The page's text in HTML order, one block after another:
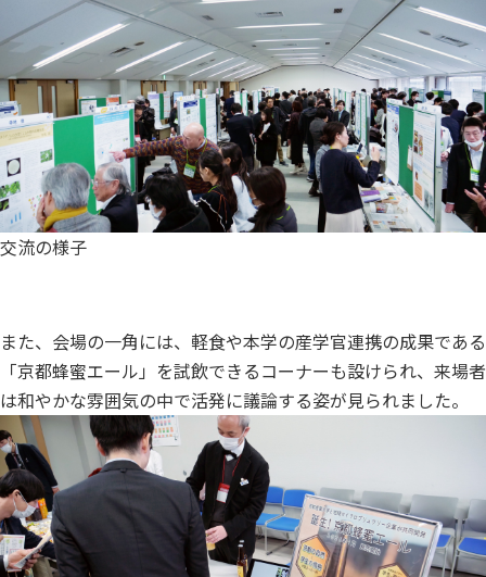
交流の様子
また、会場の一角には、軽食や本学の産学官連携の成果である
「京都蜂蜜エール」を試飲できるコーナーも設けられ、来場者
は和やかな雰囲気の中で活発に議論する姿が見られました。